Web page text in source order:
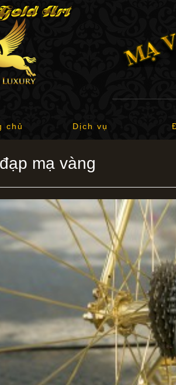
chủ Dịch vụ
mạ vàng